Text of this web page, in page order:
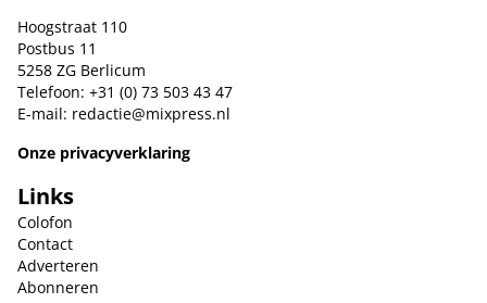
Hoogstraat 110
Postbus 11
5258 ZG Berlicum
Telefoon: +31 (0) 73 503 43 47
E-mail: redactie@mixpress.nl
Onze privacyverklaring
Links
Colofon
Contact
Adverteren
Abonneren